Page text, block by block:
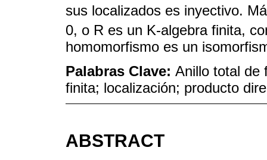
sus localizados es inyectivo.
0, o R es un K-algebra finita,
homomorfismo es un
Palabras Clave: Anillo total de
finita; localización; producto
ABSTRACT